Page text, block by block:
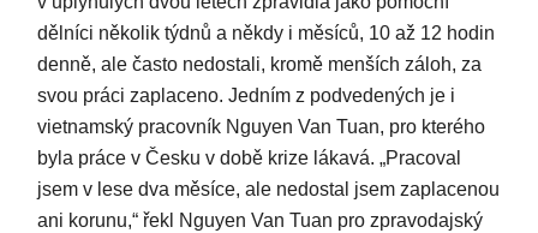
dělníci několik týdnů a někdy i měsíců, 10 až 12 hodin
denně, ale často nedostali, kromě menších záloh, za
svou práci zaplaceno. Jedním z podvedených je i
vietnamský pracovník Nguyen Van Tuan, pro kterého
byla práce v Česku v době krize lákavá. „Pracoval
jsem v lese dva měsíce, ale nedostal jsem zaplacenou
ani korunu,“ řekl Nguyen Van Tuan pro zpravodajský